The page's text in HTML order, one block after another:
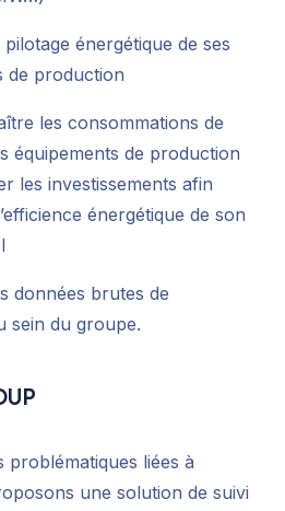
énergétique de ses
de production
les consommations de
équipements de production
les investissements afin
énergétique de son
données brutes de
sein du groupe.
liées à
une solution de suivi